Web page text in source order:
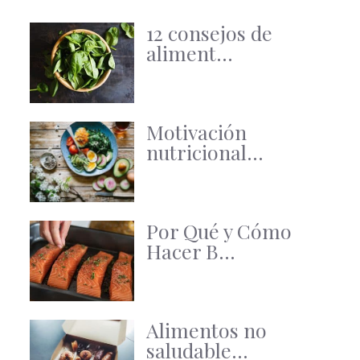
12 consejos de
aliment...
Motivación
nutricional...
Por Qué y Cómo
Hacer B...
Alimentos no
saludable...